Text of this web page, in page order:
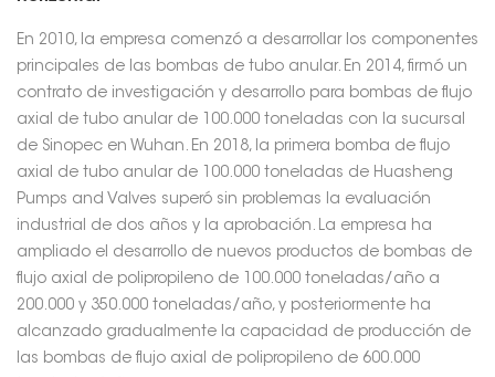
En 2010, la empresa comenzó a desarrollar los componentes
principales de las bombas de tubo anular. En 2014, firmó un
contrato de investigación y desarrollo para bombas de flujo
axial de tubo anular de 100.000 toneladas con la sucursal
de Sinopec en Wuhan. En 2018, la primera bomba de flujo
axial de tubo anular de 100.000 toneladas de Huasheng
Pumps and Valves superó sin problemas la evaluación
industrial de dos años y la aprobación. La empresa ha
ampliado el desarrollo de nuevos productos de bombas de
flujo axial de polipropileno de 100.000 toneladas/año a
200.000 y 350.000 toneladas/año, y posteriormente ha
alcanzado gradualmente la capacidad de producción de
las bombas de flujo axial de polipropileno de 600.000